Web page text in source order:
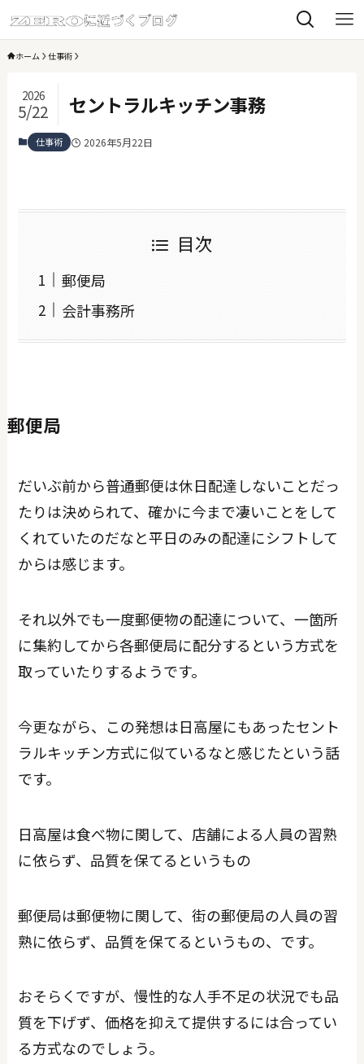
ホーム 仕事術
セントラルキッチン事務
2026
5/22
仕事術 2026年5月22日
目次
郵便局
会計事務所
郵便局
だいぶ前から普通郵便は休日配達しないことだっ
たりは決められて、確かに今まで凄いことをして
くれていたのだなと平日のみの配達にシフトして
からは感じます。
それ以外でも一度郵便物の配達について、一箇所
に集約してから各郵便局に配分するという方式を
取っていたりするようです。
今更ながら、この発想は日高屋にもあったセント
ラルキッチン方式に似ているなと感じたという話
です。
日高屋は食べ物に関して、店舗による人員の習熟
に依らず、品質を保てるというもの
郵便局は郵便物に関して、街の郵便局の人員の習
熟に依らず、品質を保てるというもの、です。
おそらくですが、慢性的な人手不足の状況でも品
質を下げず、価格を抑えて提供するには合ってい
る方式なのでしょう。